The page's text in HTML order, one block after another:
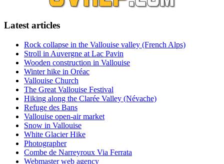
Latest articles
Rock collapse in the Vallouise valley (French Alps)
Stroll in Auvergne at Lac Pavin
Wooden construction in Vallouise
Winter hike in Oréac
Vallouise Church
The Great Vallouise Festival
Hiking along the Clarée Valley (Névache)
Refuge des Bans
Vallouise open-air market
Snow in Vallouise
White Glacier Hike
Photographer
Combe de Narreyroux Via Ferrata
Webmaster web agency